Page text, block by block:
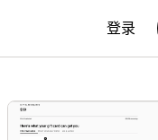
登录